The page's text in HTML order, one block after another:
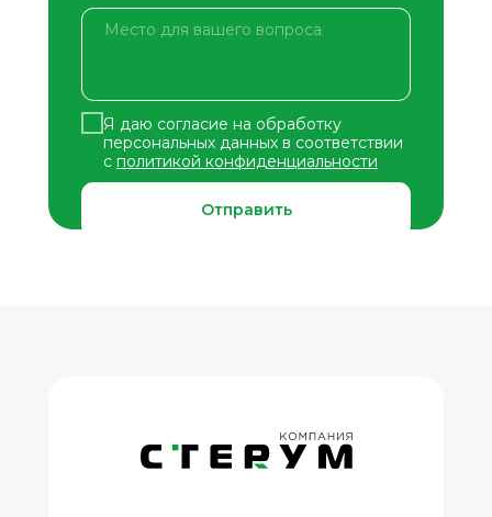
Я даю согласие на обработку
персональных данных в соответствии
с политикой конфиденциальности
Отправить